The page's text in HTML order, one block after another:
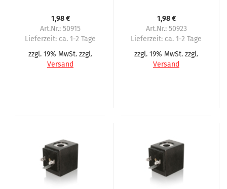
1,98 €
Art.Nr.: 50915
Lieferzeit: ca. 1-2 Tage
zzgl. 19% MwSt. zzgl.
Versand
1,98 €
Art.Nr.: 50923
Lieferzeit: ca. 1-2 Tage
zzgl. 19% MwSt. zzgl.
Versand